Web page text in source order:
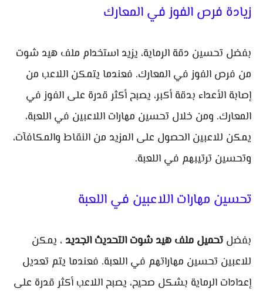
زيادة فرص الفوز في المعارك
بفضل تحسين دقة الرماية، يزيد استخدام ملف هيد شوت
من فرص الفوز في المعارك. فعندما يتمكن اللاعب من
إصابة الأعداء بدقة أكبر، يصبح أكثر قدرة على الفوز في
المعارك. ومن خلال تحسين مهارات اللاعبين في اللعبة،
يمكن للاعبين الحصول على المزيد من النقاط والمكافآت،
وتحسين ترتيبهم في اللعبة.
تحسين مهارات اللاعبين في اللعبة
بفضل تحميل ملف هيد شوت التحديث الجديد ، يمكن
للاعبين تحسين مهاراتهم في اللعبة. فعندما يتم تعديل
إعدادات الرماية بشكل صحيح، يصبح اللاعب أكثر قدرة على